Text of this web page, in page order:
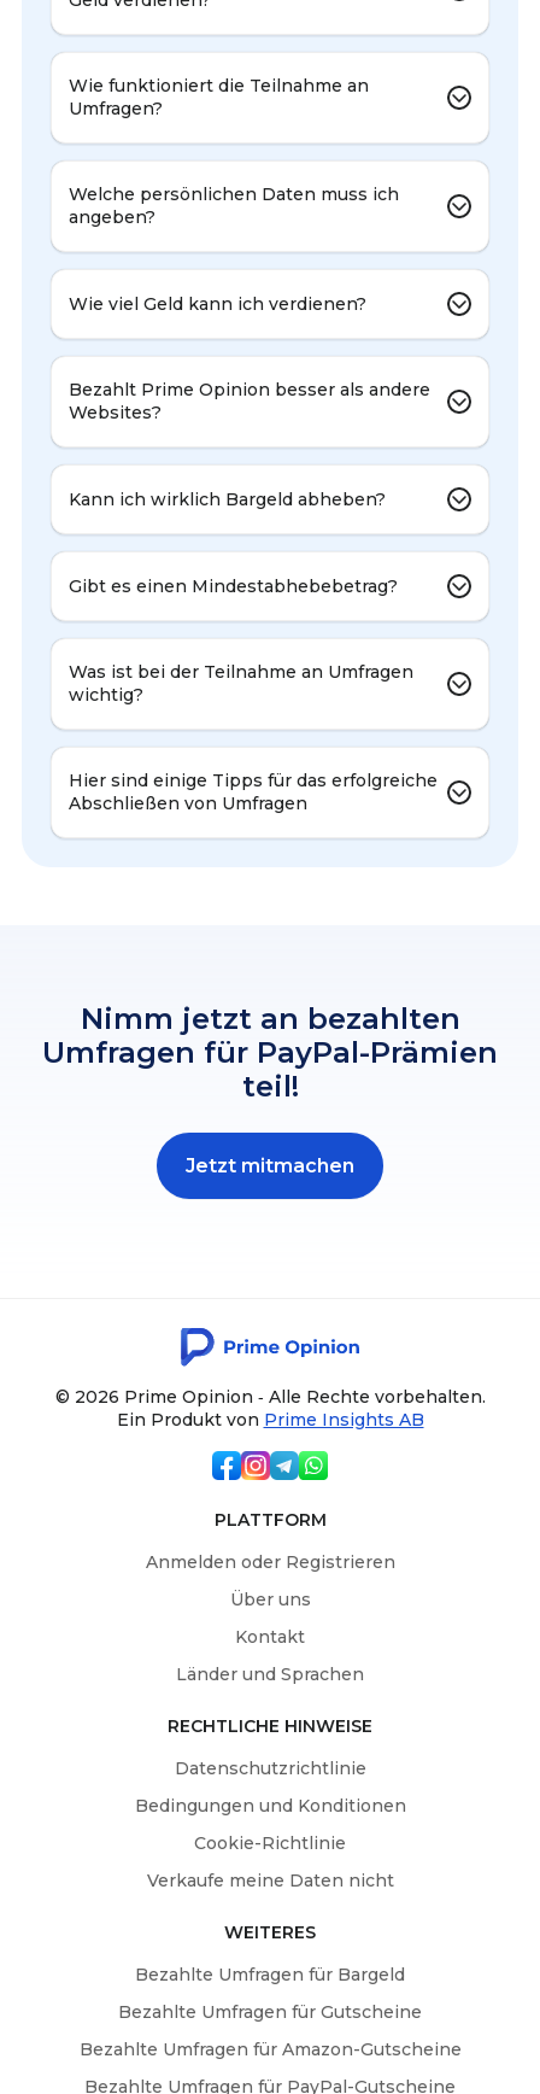
Wie funktioniert die Teilnahme an
Umfragen?
Welche persönlichen Daten muss ich
angeben?
Wie viel Geld kann ich verdienen?
Bezahlt Prime Opinion besser als andere
Websites?
Kann ich wirklich Bargeld abheben?
Gibt es einen Mindestabhebebetrag?
Was ist bei der Teilnahme an Umfragen
wichtig?
Hier sind einige Tipps für das erfolgreiche
Abschließen von Umfragen
Nimm jetzt an bezahlten
Umfragen für PayPal-Prämien
teil!
Jetzt mitmachen
© 2026 Prime Opinion ‐ Alle Rechte vorbehalten.
Ein Produkt von Prime Insights AB
PLATTFORM
Anmelden oder Registrieren
Über uns
Kontakt
Länder und Sprachen
RECHTLICHE HINWEISE
Datenschutzrichtlinie
Bedingungen und Konditionen
Cookie-Richtlinie
Verkaufe meine Daten nicht
WEITERES
Bezahlte Umfragen für Bargeld
Bezahlte Umfragen für Gutscheine
Bezahlte Umfragen für Amazon-Gutscheine
Bezahlte Umfragen für PayPal-Gutscheine